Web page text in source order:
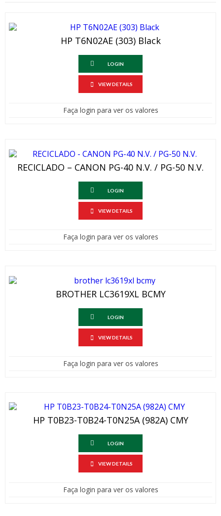
HP T6N02AE (303) Black
LOGIN
VIEW DETAILS
Faça login para ver os valores
RECICLADO – CANON PG-40 N.V. / PG-50 N.V.
LOGIN
VIEW DETAILS
Faça login para ver os valores
BROTHER LC3619XL BCMY
LOGIN
VIEW DETAILS
Faça login para ver os valores
HP T0B23-T0B24-T0N25A (982A) CMY
LOGIN
VIEW DETAILS
Faça login para ver os valores